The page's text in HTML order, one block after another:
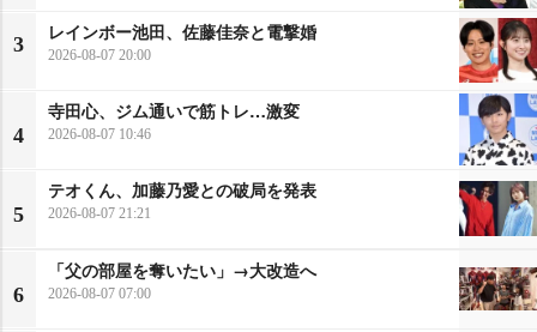
3
レインボー池田、佐藤佳奈と電撃婚
2026-08-07 20:00
4
寺田心、ジム通いで筋トレ…激変
2026-08-07 10:46
5
テオくん、加藤乃愛との破局を発表
2026-08-07 21:21
6
「父の部屋を奪いたい」→大改造へ
2026-08-07 07:00